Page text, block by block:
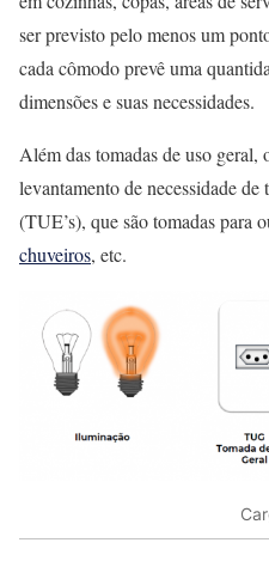
ser previsto pelo menos um
cada cômodo prevê uma
dimensões e suas necessidades.
Além das tomadas de uso geral,
levantamento de necessidade
(TUE’s), que são tomadas para
chuveiros, etc.